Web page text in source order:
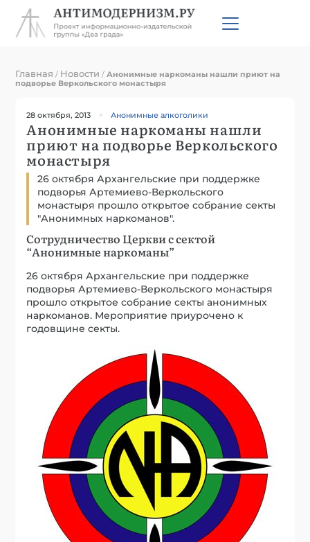
Главная / Новости /Анонимные наркоманы нашли приют на
подворье Веркольского монастыря
28 октября, 2013 Анонимные алкоголики
Анонимные наркоманы нашли
приют на подворье Веркольского
монастыря
26 октября Архангельские при поддержке
подворья Артемиево-Веркольского
монастыря прошло открытое собрание секты
"Анонимных наркоманов".
Сотрудничество Церкви с сектой
“Анонимные наркоманы”
26 октября Архангельские при поддержке
подворья Артемиево-Веркольского монастыря
прошло открытое собрание секты анонимных
наркоманов. Мероприятие приурочено к
годовщине секты.